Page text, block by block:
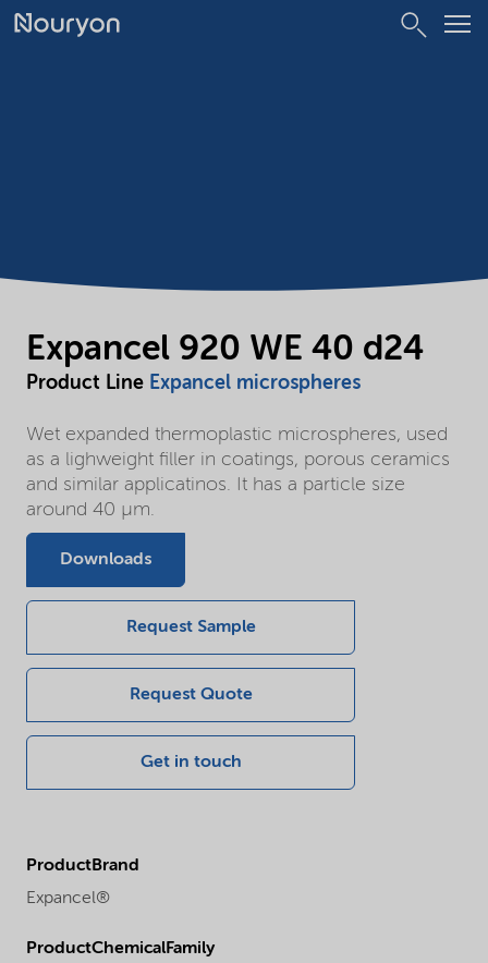
Expancel 920 WE 40 d24
Product Line Expancel microspheres
Wet expanded thermoplastic microspheres, used
as a lighweight filler in coatings, porous ceramics
and similar applicatinos. It has a particle size
around 40 µm.
Downloads
Request Sample
Request Quote
Get in touch
ProductBrand
Expancel®
ProductChemicalFamily